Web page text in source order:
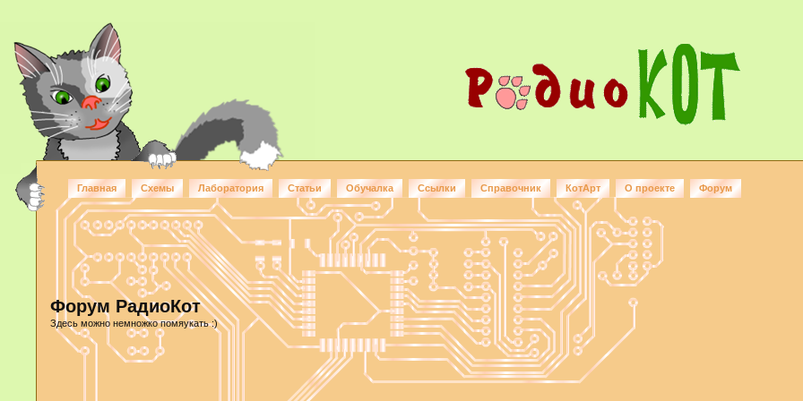
Главная Схемы Лаборатория Статьи Обучалка Ссылки Справочник КотАрт О проекте Форум
Форум РадиоКот
Здесь можно немножко помяукать :)